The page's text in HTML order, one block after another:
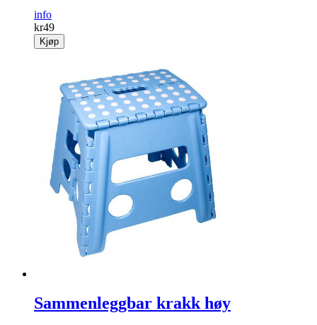
info
kr49
Kjøp
Sammenleggbar krakk høy